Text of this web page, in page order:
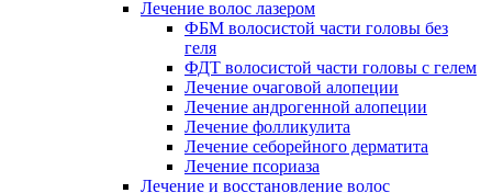
Лечение волос лазером
ФБМ волосистой части головы без
геля
ФДТ волосистой части головы с гелем
Лечение очаговой алопеции
Лечение андрогенной алопеции
Лечение фолликулита
Лечение себорейного дерматита
Лечение псориаза
Лечение и восстановление волос